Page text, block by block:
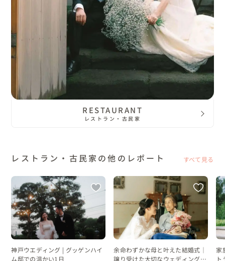
RESTAURANT
レストラン・古民家
レストラン・古民家の他のレポート すべて見る
神戸ウエディング | グッゲンハイ
ム邸での温かい1日
余命わずかな母と叶えた結婚式｜
譲り受けた大切なウェディングド
家